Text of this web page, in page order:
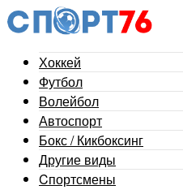
Хоккей
Футбол
Волейбол
Автоспорт
Бокс / Кикбоксинг
Другие виды
Cпортсмены